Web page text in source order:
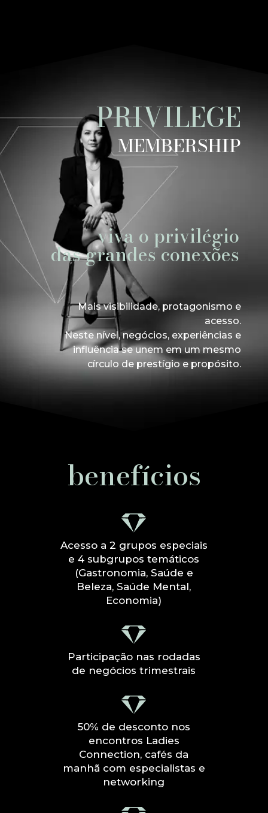
PRIVILEGE
MEMBERSHIP
viva o privilégio
das grandes conexões
Mais visibilidade, protagonismo e
acesso.
Neste nível, negócios, experiências e
influência se unem em um mesmo
círculo de prestígio e propósito.
benefícios
Acesso a 2 grupos especiais
e 4 subgrupos temáticos
(Gastronomia, Saúde e
Beleza, Saúde Mental,
Economia)
Participação nas rodadas
de negócios trimestrais
50% de desconto nos
encontros Ladies
Connection, cafés da
manhã com especialistas e
networking